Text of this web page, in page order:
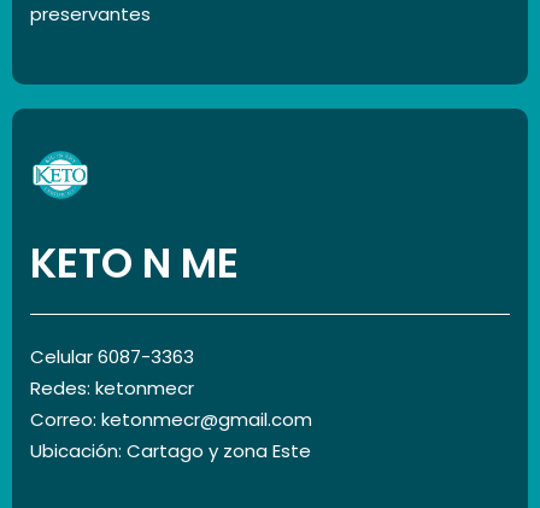
preservantes
KETO N ME
Celular 6087-3363
Redes: ketonmecr
Correo: ketonmecr@gmail.com
Ubicación: Cartago y zona Este